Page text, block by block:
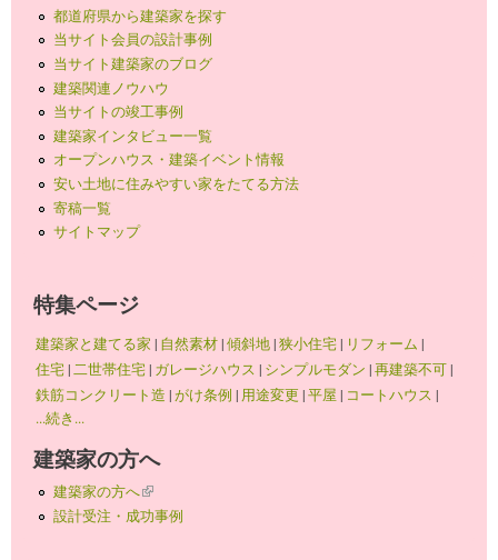
都道府県から建築家を探す
当サイト会員の設計事例
当サイト建築家のブログ
建築関連ノウハウ
当サイトの竣工事例
建築家インタビュー一覧
オープンハウス・建築イベント情報
安い土地に住みやすい家をたてる方法
寄稿一覧
サイトマップ
特集ページ
建築家と建てる家 | 自然素材|傾斜地|狭小住宅| リフォーム |
住宅| 二世帯住宅| ガレージハウス | シンプルモダン |再建築不可|
鉄筋コンクリート造 |がけ条例 | 用途変更 |平屋 | コートハウス |
...続き...
建築家の方へ
建築家の方へ(link is external)
設計受注・成功事例